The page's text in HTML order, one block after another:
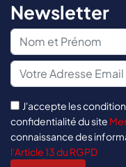
Newsletter
J'accepte les
confidentialité du site
connaissance des
l’Article 13 du RGPD